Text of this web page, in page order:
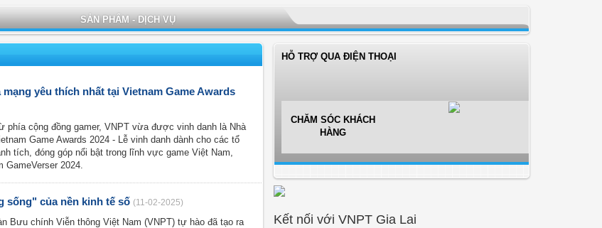
SẢN PHẨM - DỊCH VỤ
yêu thích nhất tại Vietnam Game Awards
phía cộng đồng gamer, VNPT vừa được vinh danh là Nhà
Game Awards 2024 - Lễ vinh danh dành cho các tổ
tích, đóng góp nổi bật trong lĩnh vực game Việt Nam,
2024.
sống" của nền kinh tế số (11-02-2025)
Bưu chính Viễn thông Việt Nam (VNPT) tự hào đã tạo ra
HỖ TRỢ QUA ĐIỆN THOẠI
CHĂM SÓC KHÁCH
HÀNG
Kết nối với VNPT Gia Lai